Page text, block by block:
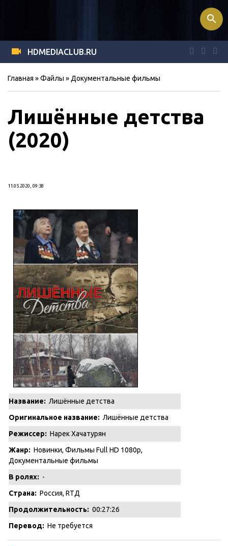
HDMEDIACLUB.RU
search
Главная »Файлы » Документальные фильмы
Лишённые детства
(2020)
11.05.2020, 09:38
Название: Лишённые детства
Оригинальное название: Лишённые детства
Режиссер: Нарек Хачатурян
Жанр: Новинки, Фильмы Full HD 1080p,
Документальные фильмы
В ролях: -
Страна: Россия, RTД
Продолжительность: 00:27:26
Перевод: Не требуется